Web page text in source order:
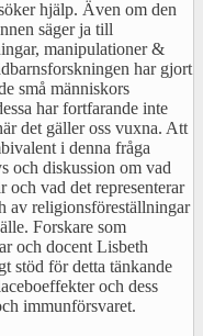
hjälp. Även om den
säger ja till
manipulationer &
har gjort
små människors
har fortfarande inte
det gäller oss vuxna. Att
i denna fråga
och diskussion om vad
vad det representerar
av religionsföreställningar
Forskare som
och docent Lisbeth
stöd för detta tänkande
och dess
immunförsvaret.